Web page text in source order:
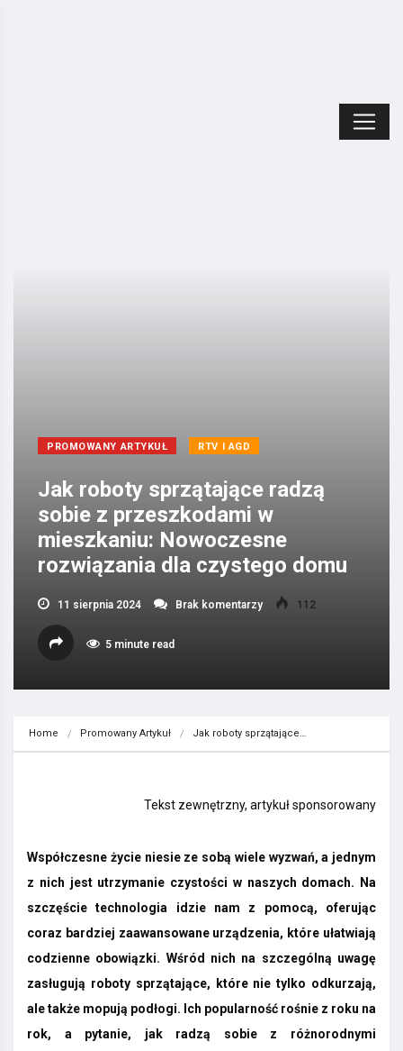
PROMOWANY ARTYKUŁ RTV I AGD
Jak roboty sprzątające radzą
sobie z przeszkodami w
mieszkaniu: Nowoczesne
rozwiązania dla czystego domu
11 sierpnia 2024 Brak komentarzy 112
5 minute read
Home Promowany Artykuł Jak roboty sprzątające…
Tekst zewnętrzny, artykuł sponsorowany
Współczesne życie niesie ze sobą wiele wyzwań, a jednym
z nich jest utrzymanie czystości w naszych domach. Na
szczęście technologia idzie nam z pomocą, oferując
coraz bardziej zaawansowane urządzenia, które ułatwiają
codzienne obowiązki. Wśród nich na szczególną uwagę
zasługują roboty sprzątające, które nie tylko odkurzają,
ale także mopują podłogi. Ich popularność rośnie z roku na
rok, a pytanie, jak radzą sobie z różnorodnymi